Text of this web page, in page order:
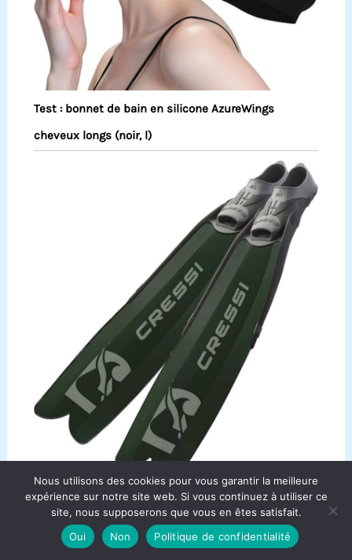
Test : bonnet de bain en silicone AzureWings
cheveux longs (noir, l)
Test palmes Cressi Gara Modular Boost :
performance sous-marine
Nous utilisons des cookies pour vous garantir la meilleure
expérience sur notre site web. Si vous continuez à utiliser ce
site, nous supposerons que vous en êtes satisfait.
Oui
Non Politique de confidentialité